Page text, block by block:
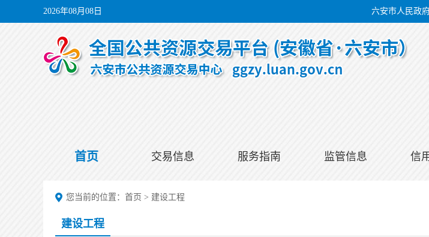
2026年08月08日 六安市人民政
首页 交易信息 服务指南 监管信息 信
您当前的位置： 首页 > 建设工程
建设工程